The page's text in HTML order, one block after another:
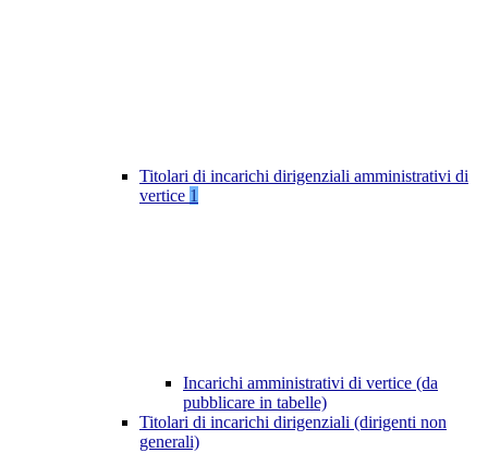
Titolari di incarichi dirigenziali amministrativi di
vertice 1
Incarichi amministrativi di vertice (da
pubblicare in tabelle)
Titolari di incarichi dirigenziali (dirigenti non
generali)